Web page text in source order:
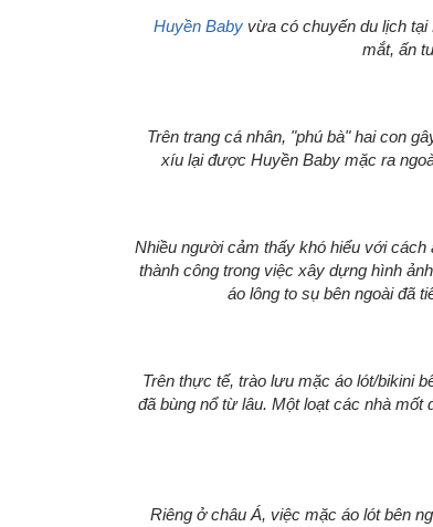
Huyền Babyvừa có chuyến du lịch tại
mắt, ấn
Trên trang cá nhân, "phú bà" hai con
xíu lại được Huyền Baby mặc ra
Nhiều người cảm thấy khó hiểu với
thành công trong việc xây dựng hình
áo lông to sụ bên ngoài đã
Trên thực tế, trào lưu mặc áo lót/bikini
đã bùng nổ từ lâu. Một loạt các nhà
Riêng ở châu Á, việc mặc áo lót bên